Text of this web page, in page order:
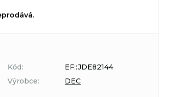
Kód:
EF::JDE82144
Výrobce:
DEC